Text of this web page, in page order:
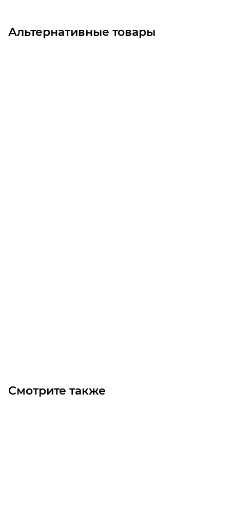
Альтернативные товары
Смотрите также